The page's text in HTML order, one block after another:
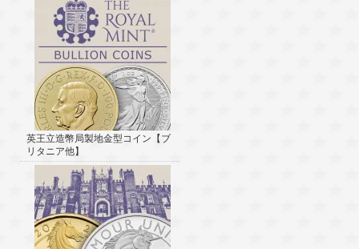
英王立造幣局製地金型コイン【ブ
リタニア他】